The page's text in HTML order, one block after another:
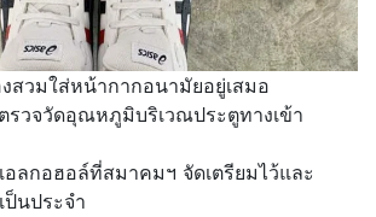
สวมใส่หน้ากากอนามัยอยู่เสมอ
รวจวัดอุณหภูมิบริเวณประตูทางเข้า
อลกอฮอล์ที่สมาคมฯ จัดเตรียมไว้และ
ป็นประจำ